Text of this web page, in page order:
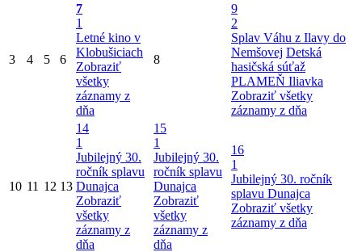
3 4 5 6
7
1
Letné kino v
Klobušiciach
Zobraziť
všetky
záznamy z
dňa
8
9
2
Splav Váhu z Ilavy do
Nemšovej Detská
hasičská súťaž
PLAMEŇ Iliavka
Zobraziť všetky
záznamy z dňa
10 11 12 13
14
1
Jubilejný 30.
ročník splavu
Dunajca
Zobraziť
všetky
záznamy z
dňa
15
1
Jubilejný 30.
ročník splavu
Dunajca
Zobraziť
všetky
záznamy z
dňa
16
1
Jubilejný 30. ročník
splavu Dunajca
Zobraziť všetky
záznamy z dňa